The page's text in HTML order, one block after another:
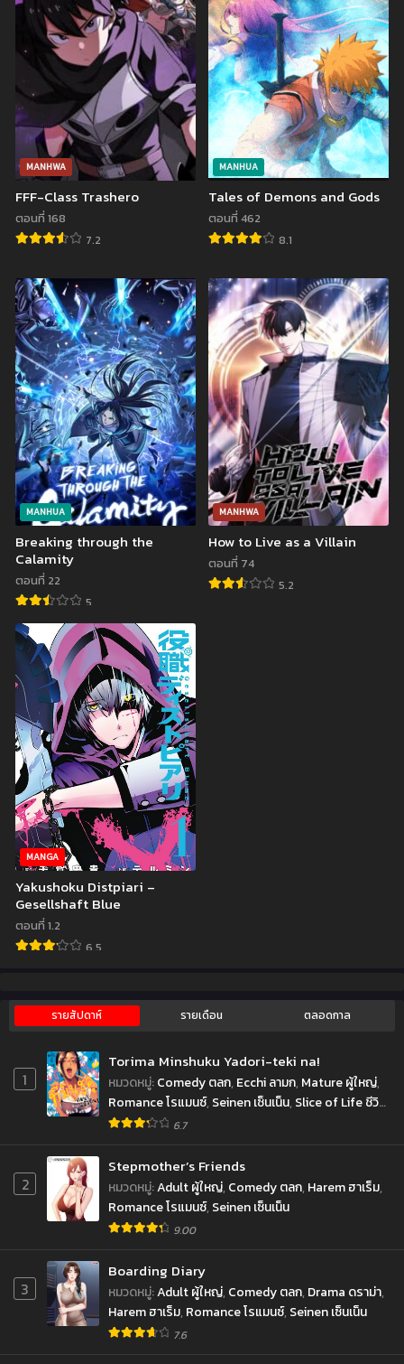
ตอนที่ 37
ธันวาคม 10, 2023
ตอนที่ 36
ธันวาคม 3, 2023
ตอนที่ 35
พฤศจิกายน 26, 2023
ตอนที่ 34
พฤศจิกายน 26, 2023
ตอนที่ 33
พฤศจิกายน 18, 2023
ตอนที่ 32
พฤศจิกายน 18, 2023
ตอนที่ 31
พฤศจิกายน 11, 2023
ตอนที่ 30
ตุลาคม 15, 2023
ตอนที่ 27
กันยายน 23, 2023
ตอนที่ 26
กันยายน 23, 2023
ตอนที่ 25
เมษายน 8, 2023
ตอนที่ 24
กุมภาพันธ์ 7, 2023
ตอนที่ 23
มกราคม 31, 2023
ตอนที่ 22
มกราคม 31, 2023
ตอนที่ 21
มกราคม 31, 2023
ตอนที่ 20
ตุลาคม 24, 2022
ตอนที่ 19
ตุลาคม 24, 2022
ตอนที่ 18
ตุลาคม 24, 2022
ตอนที่ 17
ตอนที่ 15
ตุลาคม 24, 2022
ตอนที่ 13
ตุลาคม 24, 2022
ตอนที่ 11
กันยายน 28, 2022
ตอนที่ 9
กันยายน 27, 2022
ตอนที่ 7
กันยายน 25, 2022
ตอนที่ 5
กันยายน 24, 2022 กันยายน 24, 2022
ตอนที่ 1
กันยายน 24, 2022
MANHWA
FFF-Class Trashero
ตอนที่ 168
7.2
MANHUA
Tales of Demons and Gods
ตอนที่ 462
8.1
MANHUA
Breaking through the
Calamity
ตอนที่ 22
5
MANHWA
How to Live as a Villain
ตอนที่ 74
5.2
MANGA
Yakushoku Distpiari –
Gesellshaft Blue
ตอนที่ 1.2
6.5
รายสัปดาห์ รายเดือน ตลอดกาล
1
Torima Minshuku Yadori-teki na!
หมวดหมู่:Comedy ตลก, Ecchi ลามก, Mature ผู้ใหญ่,
Romance โรแมนซ์, Seinen เซ็นเน็น, Slice of Life ชีวิต
ประจำวัน
6.7
2
Stepmother’s Friends
หมวดหมู่:Adult ผู้ใหญ่, Comedy ตลก, Harem ฮาเร็ม,
Romance โรแมนซ์, Seinen เซ็นเน็น
9.00
3
Boarding Diary
หมวดหมู่:Adult ผู้ใหญ่, Comedy ตลก, Drama ดราม่า,
Harem ฮาเร็ม, Romance โรแมนซ์, Seinen เซ็นเน็น
7.6